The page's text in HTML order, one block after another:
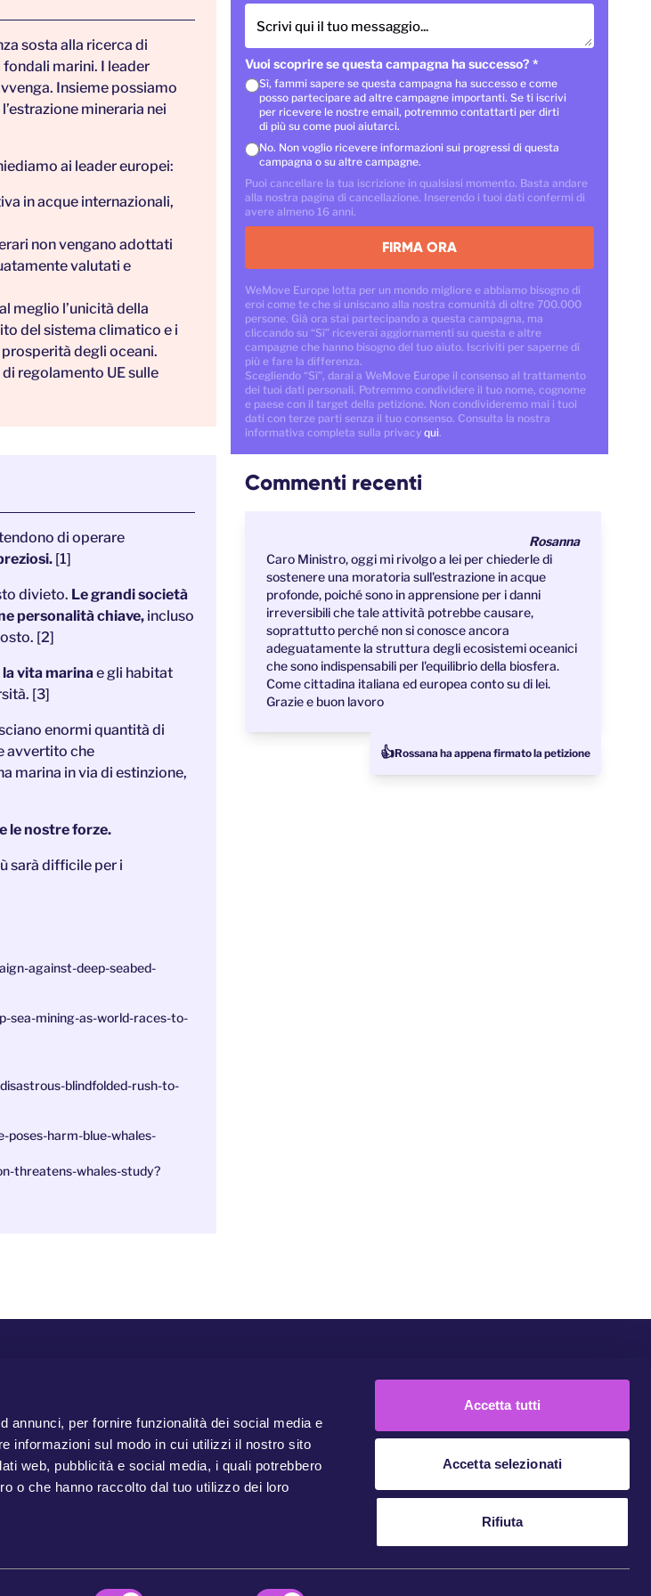
annunci, per fornire funzionalità dei social media e
informazioni sul modo in cui utilizzi il nostro sito
web, pubblicità e social media, i quali potrebbero
o che hanno raccolto dal tuo utilizzo dei loro
Accetta tutti
Accetta selezionati
Rifiuta
sosta alla ricerca di
marini. I leader
Insieme possiamo
mineraria nei
ai leader europei:
in acque internazionali,
non vengano adottati
valutati e
meglio l’unicità della
del sistema climatico e i
degli oceani.
regolamento UE sulle
di operare
[1]
divieto. Le grandi società
personalità chiave, incluso
[2]
vita marinae gli habitat
[3]
enormi quantità di
avvertito che
marina in via di estinzione,
le nostre forze.
sarà difficile per i
against-deep-seabed-
sea-mining-as-world-races-to-
blindfolded-rush-to-
harm-blue-whales-
threatens-whales-study?
Scrivi qui il tuo messaggio...
Vuoi scoprire se questa campagna ha successo? *
Sì, fammi sapere se questa campagna ha successo e come
posso partecipare ad altre campagne importanti. Se ti iscrivi
per ricevere le nostre email, potremmo contattarti per dirti
di più su come puoi aiutarci.
No. Non voglio ricevere informazioni sui progressi di questa
campagna o su altre campagne.
Puoi cancellare la tua iscrizione in qualsiasi momento. Basta andare
alla nostra pagina di cancellazione. Inserendo i tuoi dati confermi di
avere almeno 16 anni.
FIRMA ORA
WeMove Europe lotta per un mondo migliore e abbiamo bisogno di
eroi come te che si uniscano alla nostra comunità di oltre 700.000
persone. Già ora stai partecipando a questa campagna, ma
cliccando su “Sì” riceverai aggiornamenti su questa e altre
campagne che hanno bisogno del tuo aiuto. Iscriviti per saperne di
più e fare la differenza.
Scegliendo “Sì”, darai a WeMove Europe il consenso al trattamento
dei tuoi dati personali. Potremmo condividere il tuo nome, cognome
e paese con il target della petizione. Non condivideremo mai i tuoi
dati con terze parti senza il tuo consenso. Consulta la nostra
informativa completa sulla privacy qui.
Commenti recenti
Rosanna
Caro Ministro, oggi mi rivolgo a lei per chiederle di
sostenere una moratoria sull'estrazione in acque
profonde, poiché sono in apprensione per i danni
irreversibili che tale attività potrebbe causare,
soprattutto perché non si conosce ancora
adeguatamente la struttura degli ecosistemi oceanici
che sono indispensabili per l'equilibrio della biosfera.
Come cittadina italiana ed europea conto su di lei.
Grazie e buon lavoro
👍Rossana ha appena firmato la petizione